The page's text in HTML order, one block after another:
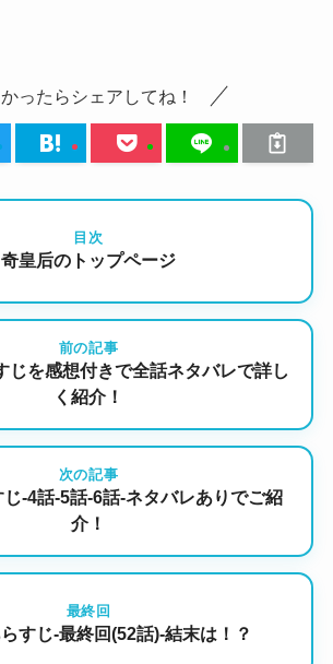
ったらシェアしてね！
目次
奇皇后のトップページ
前の記事
じを感想付きで全話ネタバレで詳し
く紹介！
次の記事
-4話-5話-6話-ネタバレありでご紹
介！
最終回
すじ-最終回(52話)-結末は！？